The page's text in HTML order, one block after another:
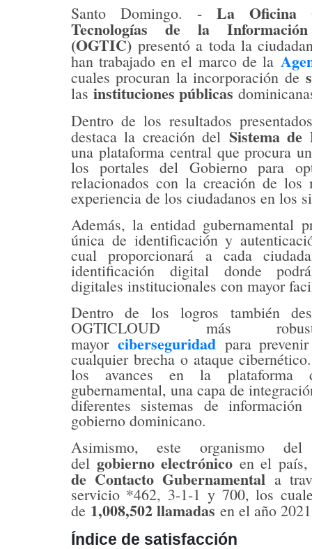
Santo Domingo. -La Oficina
Tecnologías de la
(OGTIC) presentó a toda la
han trabajado en el marco de la
cuales procuran la incorporación de
las instituciones públicas
Dentro de los resultados
destaca la creación del Sistema de
una plataforma central que procura
los portales del Gobierno para
relacionados con la creación de
experiencia de los ciudadanos en los
Además, la entidad gubernamental
única de identificación y
cual proporcionará a cada
identificación digital donde
digitales institucionales con mayor
Dentro de los logros también
OGTICLOUD más
mayor ciberseguridad para
cualquier brecha o ataque
los avances en la plataforma
gubernamental, una capa de
diferentes sistemas de
gobierno dominicano.
Asimismo, este organismo del
delgobierno electrónico en el
de Contacto Gubernamental a
servicio *462, 3-1-1 y 700, los
de 1,008,502 llamadas en el año
Índice de satisfacción